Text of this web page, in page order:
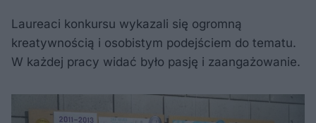
Laureaci konkursu wykazali się ogromną
kreatywnością i osobistym podejściem do tematu.
W każdej pracy widać było pasję i zaangażowanie.